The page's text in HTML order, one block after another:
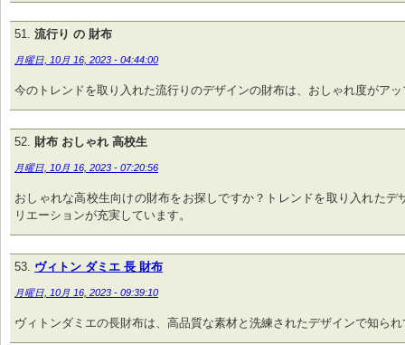
流行り の 財布
月曜日, 10月 16, 2023 - 04:44:00
今のトレンドを取り入れた流行りのデザインの財布は、おしゃれ度がア
財布 おしゃれ 高校生
月曜日, 10月 16, 2023 - 07:20:56
おしゃれな高校生向けの財布をお探しですか？トレンドを取り入れたデ
リエーションが充実しています。
ヴィトン ダミエ 長 財布
月曜日, 10月 16, 2023 - 09:39:10
ヴィトンダミエの長財布は、高品質な素材と洗練されたデザインで知ら